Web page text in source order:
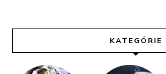
KATEGÓRIE